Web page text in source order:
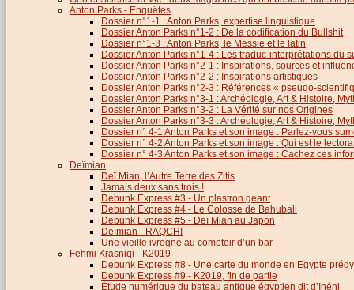
Anton Parks - Enquêtes
Dossier n°1-1 : Anton Parks, expertise linguistique
Dossier Anton Parks n°1-2 : De la codification du Bullshit
Dossier n°1-3 : Anton Parks, le Messie et le latin
Dossier Anton Parks n°1-4 : Les traduc-interprétations du
Dossier Anton Parks n°2-1 : Inspirations, sources et
Dossier Anton Parks n°2-2 : Inspirations artistiques
Dossier Anton Parks n°2-3 : Références « pseudo-
Dossier Anton Parks n°3-1 : Archéologie, Art & Histoire,
Dossier Anton Parks n°3-2 : La Vérité sur nos Origines
Dossier Anton Parks n°3-3 : Archéologie, Art & Histoire,
Dossier n° 4-1 Anton Parks et son image : Parlez-vous
Dossier n° 4-2 Anton Parks et son image : Qui est le
Dossier n° 4-3 Anton Parks et son image : Cachez ces
Deïmian
Deï Mian, l’Autre Terre des Zitis
Jamais deux sans trois !
Debunk Express #3 - Un plastron géant
Debunk Express #4 - Le Colosse de Bahubali
Debunk Express #5 - Deï Mian au Japon
Deïmian - RAQCHI
Une vieille ivrogne au comptoir d’un bar
Fehmi Krasniqi - K2019
Debunk Express #8 - Une carte du monde en Egypte
Debunk Express #9 - K2019, fin de partie
Étude numérique du bateau antique égyptien dit d’Inéni